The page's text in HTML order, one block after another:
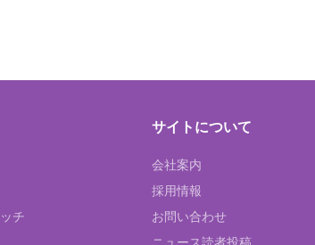
チ
サイトについて
会社案内
採用情報
お問い合わせ